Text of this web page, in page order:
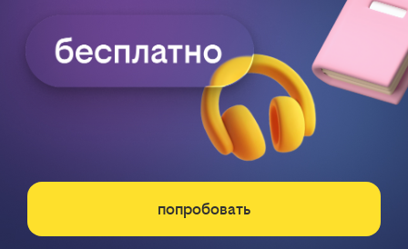
попробовать